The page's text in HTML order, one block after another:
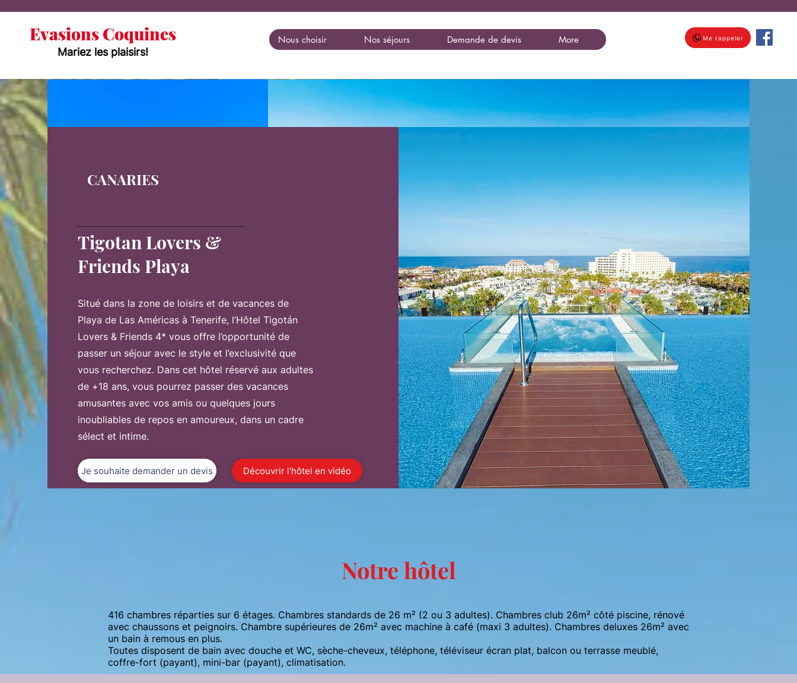
Evasions Coquines
Mariez les plaisirs!
Nous choisir Nos séjours Demande de devis More Me rappeler
CANARIES
Tigotan Lovers &
Friends Playa
Situé dans la zone de loisirs et de vacances de
Playa de Las Américas à Tenerife, l’Hôtel Tigotán
Lovers & Friends 4* vous offre l’opportunité de
passer un séjour avec le style et l’exclusivité que
vous recherchez. Dans cet hôtel réservé aux adultes
de +18 ans, vous pourrez passer des vacances
amusantes avec vos amis ou quelques jours
inoubliables de repos en amoureux, dans un cadre
sélect et intime.
Je souhaite demander un devis Découvrir l'hôtel en vidéo
Notre hôtel
416 chambres réparties sur 6 étages. Chambres standards de 26 m² (2 ou 3 adultes). Chambres club 26m² côté piscine, rénové
avec chaussons et peignoirs. Chambre supérieures de 26m² avec machine à café (maxi 3 adultes). Chambres deluxes 26m² avec
un bain à remous en plus.
Toutes disposent de bain avec douche et WC, sèche-cheveux, téléphone, téléviseur écran plat, balcon ou terrasse meublé,
coffre-fort (payant), mini-bar (payant), climatisation.